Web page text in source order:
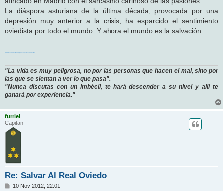
La diáspora asturiana de la última década, provocada por una
depresión muy anterior a la crisis, ha esparcido el sentimiento
oviedista por todo el mundo. Y ahora el mundo es la salvación.
www.realoviedo.es/yosoyelrealoviedo
"La vida es muy peligrosa, no por las personas que hacen el mal, sino por
las que se sientan a ver lo que pasa".
"Nunca discutas con un imbécil, te hará descender a su nivel y allí te
ganará por experiencia."
furriel
Capitan
Re: Salvar Al Real Oviedo
M10 Nov 2012, 22:01